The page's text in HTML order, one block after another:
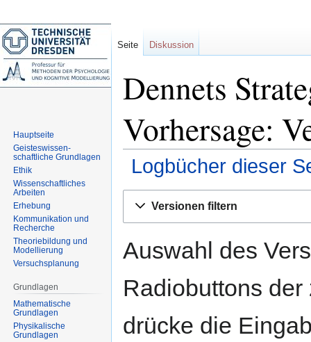
Dennets
Vorhersage:
Logbücher dieser
Navigation
Suche
Versionen filtern
Auswahl des
Radiobuttons
drücke die
Seite Diskussion
Hauptseite
Geisteswissen-
schaftliche Grundlagen
Ethik
Wissenschaftliches
Arbeiten
Erhebung
Kommunikation und
Recherche
Theoriebildung und
Modellierung
Versuchsplanung
Grundlagen
Mathematische
Grundlagen
Physikalische
Grundlagen